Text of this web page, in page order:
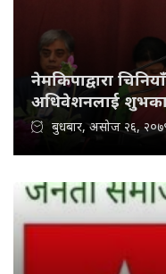
नेमकिपाद्वारा
अधिवेशनलाई
बुधबार, असोज २६,